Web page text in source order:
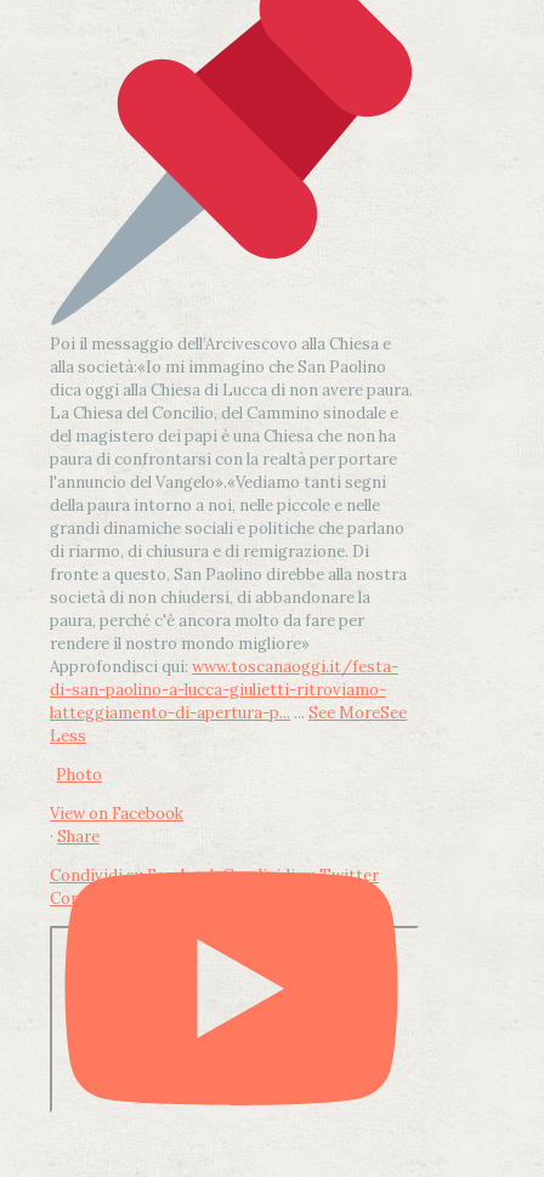
Poi il messaggio dell’Arcivescovo alla Chiesa e
alla società:«Io mi immagino che San Paolino
dica oggi alla Chiesa di Lucca di non avere paura.
La Chiesa del Concilio, del Cammino sinodale e
del magistero dei papi è una Chiesa che non ha
paura di confrontarsi con la realtà per portare
l'annuncio del Vangelo».«Vediamo tanti segni
della paura intorno a noi, nelle piccole e nelle
grandi dinamiche sociali e politiche che parlano
di riarmo, di chiusura e di remigrazione. Di
fronte a questo, San Paolino direbbe alla nostra
società di non chiudersi, di abbandonare la
paura, perché c'è ancora molto da fare per
rendere il nostro mondo migliore»
Approfondisci qui: www.toscanaoggi.it/festa-
di-san-paolino-a-lucca-giulietti-ritroviamo-
latteggiamento-di-apertura-p... ... See MoreSee
Less
Photo
View on Facebook
· Share
Condividi su FacebookCondividi su Twitter
Condividi su LinkedIn